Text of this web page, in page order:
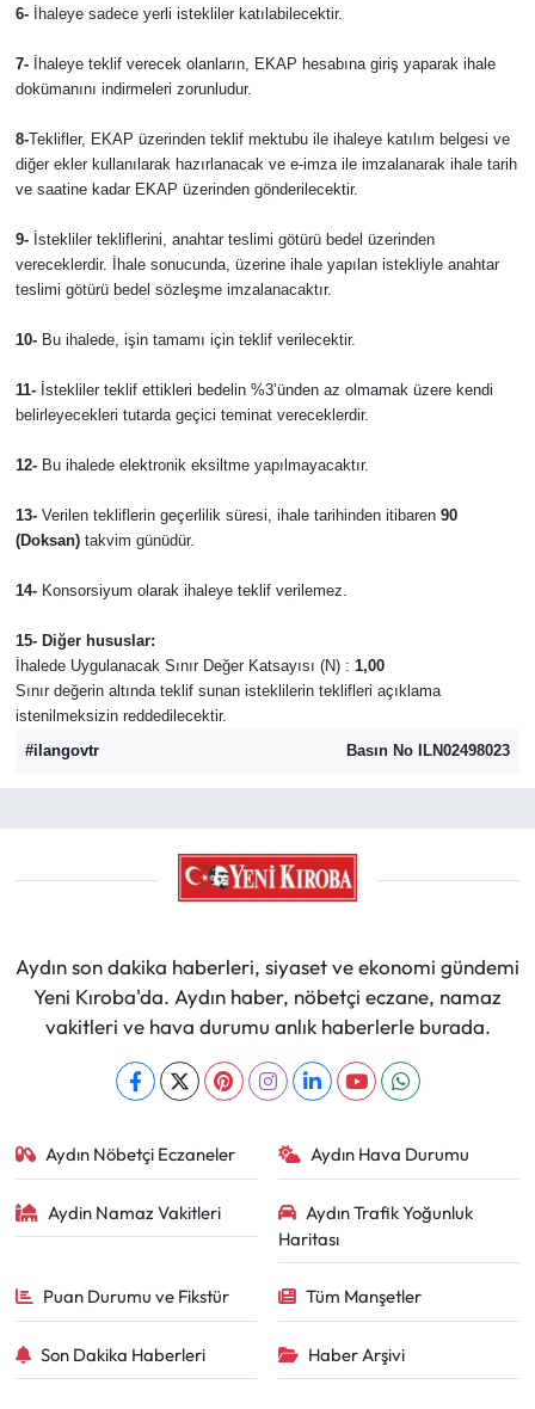
6- İhaleye sadece yerli istekliler katılabilecektir.
7-İhaleye teklif verecek olanların, EKAP hesabına giriş yaparak ihale
dokümanını indirmeleri zorunludur.
8-Teklifler, EKAP üzerinden teklif mektubu ile ihaleye katılım belgesi ve
diğer ekler kullanılarak hazırlanacak ve e-imza ile imzalanarak ihale tarih
ve saatine kadar EKAP üzerinden gönderilecektir.
9-İstekliler tekliflerini, anahtar teslimi götürü bedel üzerinden
vereceklerdir. İhale sonucunda, üzerine ihale yapılan istekliyle anahtar
teslimi götürü bedel sözleşme imzalanacaktır.
10-Bu ihalede, işin tamamı için teklif verilecektir.
11-İstekliler teklif ettikleri bedelin %3’ünden az olmamak üzere kendi
belirleyecekleri tutarda geçici teminat vereceklerdir.
12- Bu ihalede elektronik eksiltme yapılmayacaktır.
13-Verilen tekliflerin geçerlilik süresi, ihale tarihinden itibaren 90
(Doksan)takvim günüdür.
14-Konsorsiyum olarak ihaleye teklif verilemez.
15- Diğer hususlar:
İhalede Uygulanacak Sınır Değer Katsayısı (N) : 1,00
Sınır değerin altında teklif sunan isteklilerin teklifleri açıklama
istenilmeksizin reddedilecektir.
#ilangovtr
Basın No ILN02498023
Aydın son dakika haberleri, siyaset ve ekonomi gündemi
Yeni Kıroba'da. Aydın haber, nöbetçi eczane, namaz
vakitleri ve hava durumu anlık haberlerle burada.
Aydın Nöbetçi Eczaneler Aydın Hava Durumu
Aydin Namaz Vakitleri
Aydın Trafik Yoğunluk
Haritası
Puan Durumu ve Fikstür Tüm Manşetler
Son Dakika Haberleri Haber Arşivi